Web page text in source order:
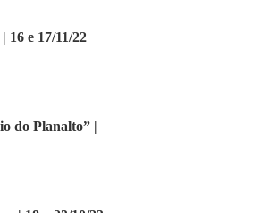
16 e 17/11/22
do Planalto” |